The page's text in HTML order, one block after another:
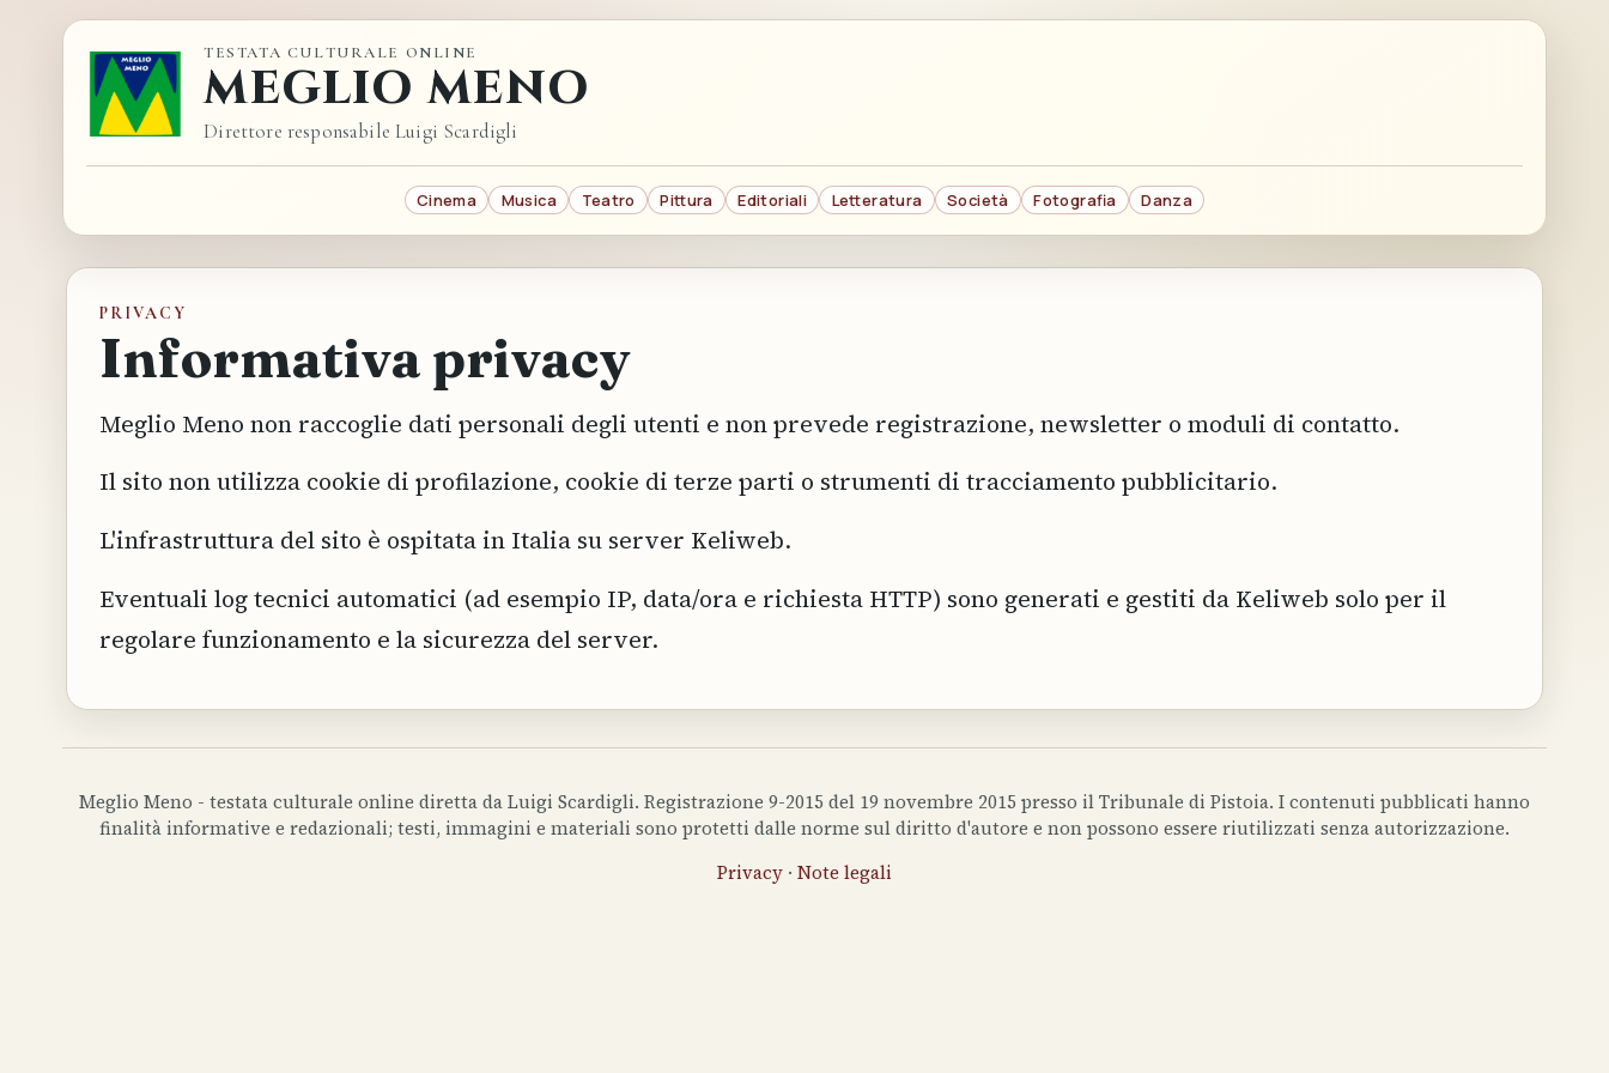
TESTATA CULTURALE ONLINE
MEGLIO MENO
Direttore responsabile Luigi Scardigli
Cinema Musica Teatro Pittura Editoriali Letteratura Società Fotografia Danza
PRIVACY
Informativa privacy
Meglio Meno non raccoglie dati personali degli utenti e non prevede registrazione, newsletter o moduli di contatto.
Il sito non utilizza cookie di profilazione, cookie di terze parti o strumenti di tracciamento pubblicitario.
L'infrastruttura del sito è ospitata in Italia su server Keliweb.
Eventuali log tecnici automatici (ad esempio IP, data/ora e richiesta HTTP) sono generati e gestiti da Keliweb solo per il
regolare funzionamento e la sicurezza del server.
Meglio Meno - testata culturale online diretta da Luigi Scardigli. Registrazione 9-2015 del 19 novembre 2015 presso il Tribunale di Pistoia. I contenuti pubblicati hanno
finalità informative e redazionali; testi, immagini e materiali sono protetti dalle norme sul diritto d'autore e non possono essere riutilizzati senza autorizzazione.
Privacy · Note legali